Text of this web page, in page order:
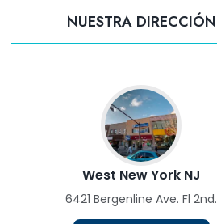
NUESTRA DIRECCIÓN
West New York NJ
6421 Bergenline Ave. Fl 2nd.